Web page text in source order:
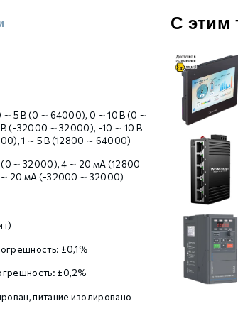
∼ 5 В (0 ∼ 64000), 0 ∼ 10 В (0 ∼
(-32000 ∼ 32000), -10 ∼ 10 В
1 ∼ 5 В (12800 ∼ 64000)
∼ 32000), 4 ∼ 20 мА (12800
20 мА (-32000 ∼ 32000)
±0,1%
±0,2%
питание изолировано
С этим